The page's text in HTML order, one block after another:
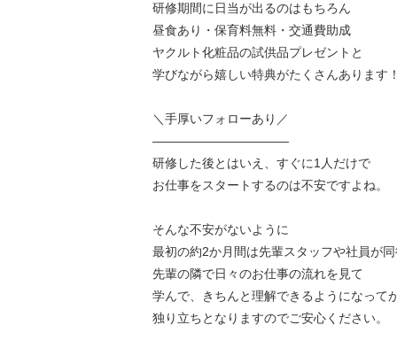
研修期間に日当が出るのはもちろん
昼食あり・保育料無料・交通費助成
ヤクルト化粧品の試供品プレゼントと
学びながら嬉しい特典がたくさんあります！
＼手厚いフォローあり／
———————————
研修した後とはいえ、すぐに1人だけで
お仕事をスタートするのは不安ですよね。
そんな不安がないように
最初の約2か月間は先輩スタッフや社員が同
先輩の隣で日々のお仕事の流れを見て
学んで、きちんと理解できるようになって
独り立ちとなりますのでご安心ください。